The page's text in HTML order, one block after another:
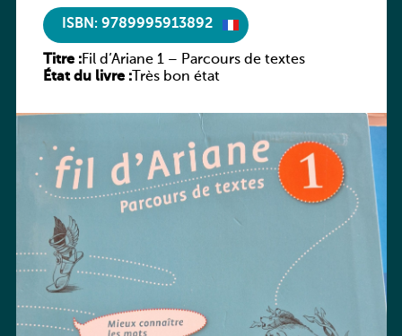
ISBN: 9789995913892
Titre :Fil d’Ariane 1 – Parcours de textes
État du livre :Très bon état